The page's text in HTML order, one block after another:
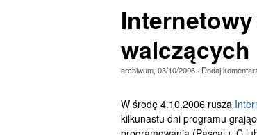
walczących
archiwum,03/10/2006 · Dodaj
W środę 4.10.2006 rusza
kilkunastu dni programu